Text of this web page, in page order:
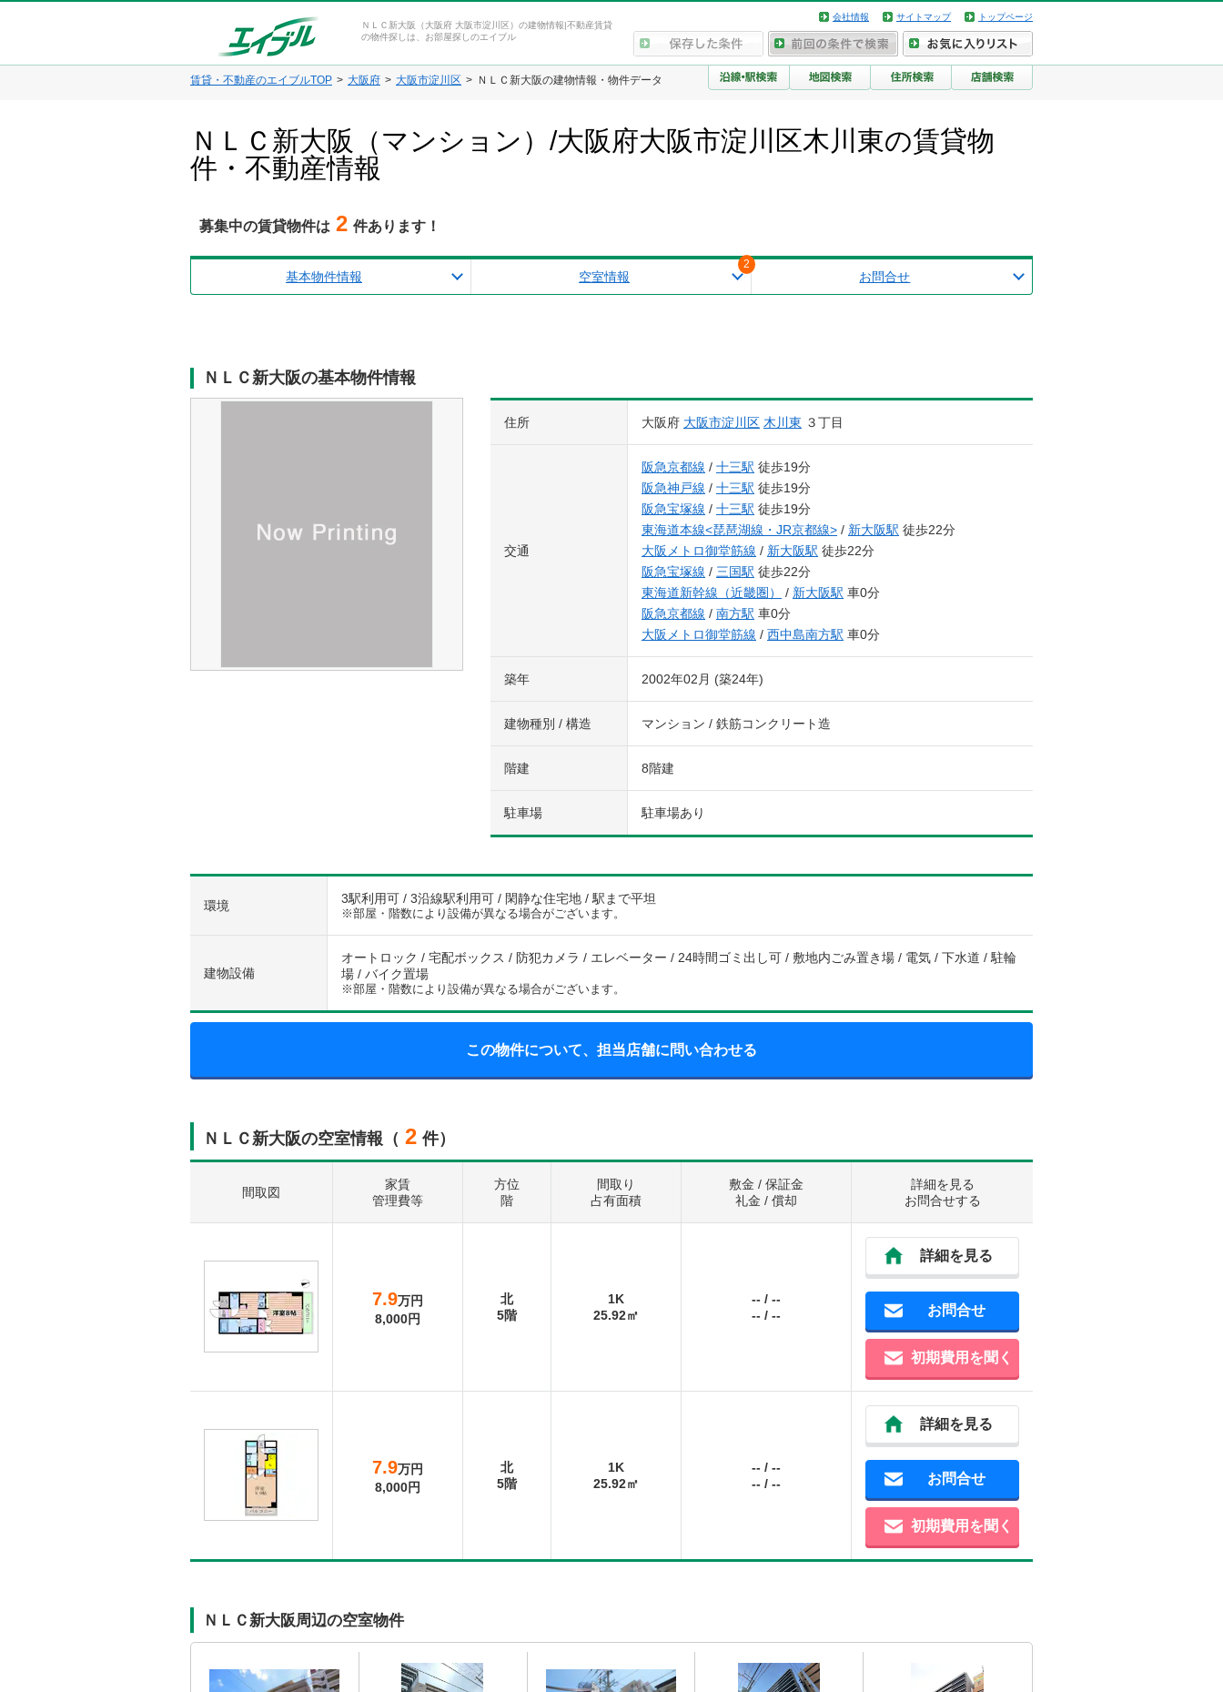
ＮＬＣ新大阪（大阪府 大阪市淀川区）の建物情報|不動産賃貸
の物件探しは、お部屋探しのエイブル
会社情報 サイトマップ トップページ
賃貸・不動産のエイブルTOP 大阪府 大阪市淀川区 ＮＬＣ新大阪の建物情報・物件データ
ＮＬＣ新大阪（マンション）/大阪府大阪市淀川区木川東の賃貸物
件・不動産情報
募集中の賃貸物件は 2 件あります！
基本物件情報 空室情報
2
お問合せ
ＮＬＣ新大阪の基本物件情報
住所 大阪府 大阪市淀川区 木川東 ３丁目
交通
阪急京都線 / 十三駅 徒歩19分
阪急神戸線 / 十三駅 徒歩19分
阪急宝塚線 / 十三駅 徒歩19分
東海道本線<琵琶湖線・JR京都線> / 新大阪駅 徒歩22分
大阪メトロ御堂筋線 / 新大阪駅 徒歩22分
阪急宝塚線 / 三国駅 徒歩22分
東海道新幹線（近畿圏）
/ 新大阪駅 車0分
阪急京都線 / 南方駅 車0分
大阪メトロ御堂筋線 / 西中島南方駅 車0分
築年 2002年02月 (築24年)
建物種別 / 構造 マンション / 鉄筋コンクリート造
階建 8階建
駐車場 駐車場あり
環境 3駅利用可 / 3沿線駅利用可 / 閑静な住宅地 / 駅まで平坦
※部屋・階数により設備が異なる場合がございます。
建物設備
オートロック / 宅配ボックス / 防犯カメラ / エレベーター / 24時間ゴミ出し可 / 敷地内ごみ置き場 / 電気 / 下水道 / 駐輪
場 / バイク置場
※部屋・階数により設備が異なる場合がございます。
この物件について、担当店舗に問い合わせる
ＮＬＣ新大阪の空室情報（ 2 件）
間取図
家賃
管理費等
方位
階
間取り
占有面積
敷金 / 保証金
礼金 / 償却
詳細を見る
お問合せする
7.9万円
8,000円
北
5階
1K
25.92㎡
-- / --
-- / --
詳細を見る
お問合せ
初期費用を聞く
7.9万円
8,000円
北
5階
1K
25.92㎡
-- / --
-- / --
詳細を見る
お問合せ
初期費用を聞く
ＮＬＣ新大阪周辺の空室物件